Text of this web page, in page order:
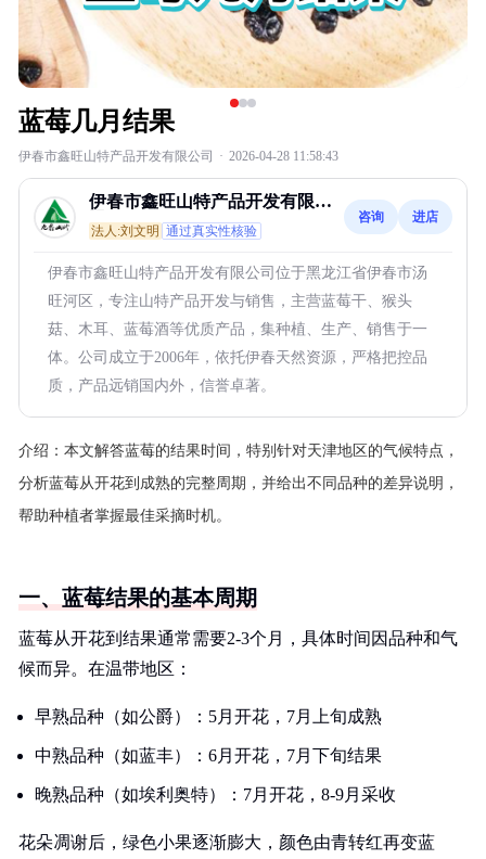
蓝莓几月结果
伊春市鑫旺山特产品开发有限公司 · 2026-04-28 11:58:43
伊春市鑫旺山特产品开发有限公
司
法人:刘文明 通过真实性核验
咨询 进店
伊春市鑫旺山特产品开发有限公司位于黑龙江省伊春市汤
旺河区，专注山特产品开发与销售，主营蓝莓干、猴头
菇、木耳、蓝莓酒等优质产品，集种植、生产、销售于一
体。公司成立于2006年，依托伊春天然资源，严格把控品
质，产品远销国内外，信誉卓著。
介绍： 本文解答蓝莓的结果时间，特别针对天津地区的气候特点，
分析蓝莓从开花到成熟的完整周期，并给出不同品种的差异说明，
帮助种植者掌握最佳采摘时机。
一、蓝莓结果的基本周期
蓝莓从开花到结果通常需要2-3个月，具体时间因品种和气
候而异。在温带地区：
早熟品种（如公爵）：5月开花，7月上旬成熟
中熟品种（如蓝丰）：6月开花，7月下旬结果
晚熟品种（如埃利奥特）：7月开花，8-9月采收
花朵凋谢后，绿色小果逐渐膨大，颜色由青转红再变蓝